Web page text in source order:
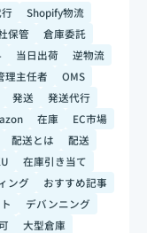
Shopify物流
保管
倉庫委託
当日出荷
逆物流
理主任者
OMS
発送
発送代行
在庫
EC市場
配送とは
配送
在庫引き当て
ング
おすすめ記事
デバンニング
大型倉庫